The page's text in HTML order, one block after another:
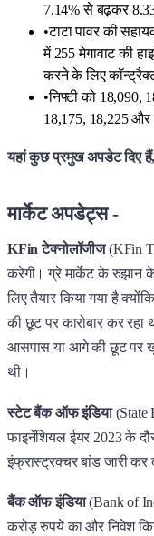
7.14% से बढ़कर
•टाटा पावर की
में 255 मेगावाट की
करने के लिए
•निफ्टी को 18,090,
18,175, 18,225 और
यहां कुछ प्रमुख अपडेट दिए
मार्केट अपडेट्स -
KFin टेक्नोलॉजीज(KFin
करेगी। ग्रे मार्केट के
लिए तैयार किया गया है
की छूट पर कारोबार कर
आसपास या आगे की छूट पर
थी।
स्टेट बैंक ऑफ इंडिया(State
फाइनेंशियल ईयर 2023 के
इंफ्रास्ट्रक्चर बांड जारी कर
बैंक ऑफ इंडिया(Bank of
करोड़ रुपये का और निवेश